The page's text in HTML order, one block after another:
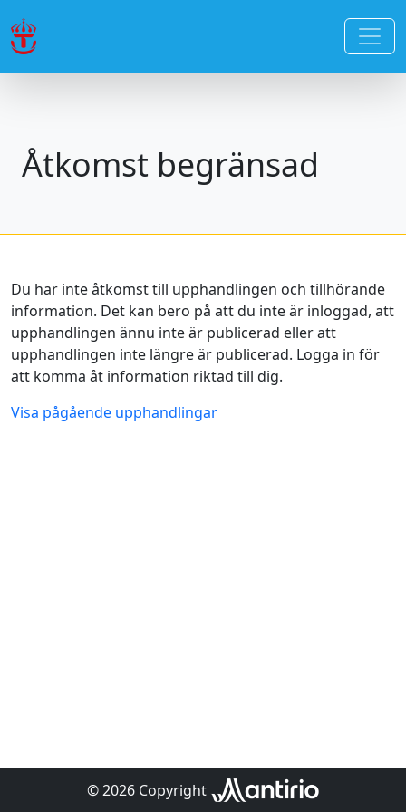
Åtkomst begränsad
Du har inte åtkomst till upphandlingen och tillhörande
information. Det kan bero på att du inte är inloggad, att
upphandlingen ännu inte är publicerad eller att
upphandlingen inte längre är publicerad. Logga in för
att komma åt information riktad till dig.
Visa pågående upphandlingar
© 2026 Copyright